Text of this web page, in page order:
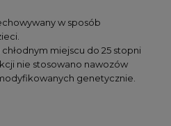
w sposób
miejscu do 25 stopni
nie stosowano nawozów
genetycznie.